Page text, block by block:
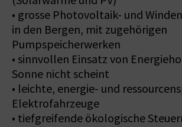
• grosse Photovoltaik- und
in den Bergen, mit zugehörigen
Pumpspeicherwerken
• sinnvollen Einsatz von
Sonne nicht scheint
• leichte, energie- und
Elektrofahrzeuge
• tiefgreifende ökologische